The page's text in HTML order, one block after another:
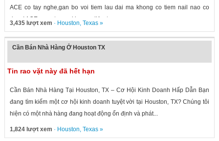
ACE co tay nghe,gan bo voi tiem lau dai ma khong co tiem nail nao co
duoc! ACE quan tam vui long call/text...
3,435 lượt xem · Houston, Texas»
Cần Bán Nhà Hàng Ở Houston TX
Tin rao vặt này đã hết hạn
Cần Bán Nhà Hàng Tại Houston, TX – Cơ Hội Kinh Doanh Hấp Dẫn Bạn
đang tìm kiếm một cơ hội kinh doanh tuyệt vời tại Houston, TX? Chúng tôi
hiện có một nhà hàng đang hoạt động ổn định và phát...
1,824 lượt xem · Houston, Texas»